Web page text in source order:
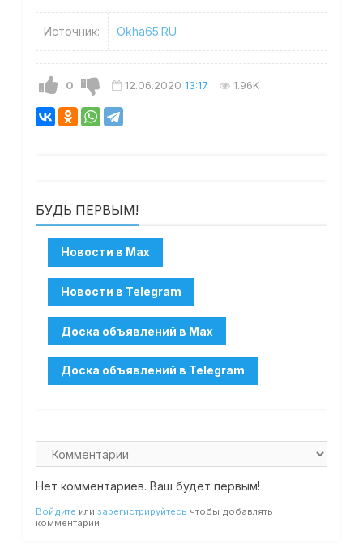
Источник: Okha65.RU
0 12.06.2020 13:17 1.96K
БУДЬ ПЕРВЫМ!
Нет комментариев. Ваш будет первым!
Войдите или зарегистрируйтесь чтобы добавлять
комментарии